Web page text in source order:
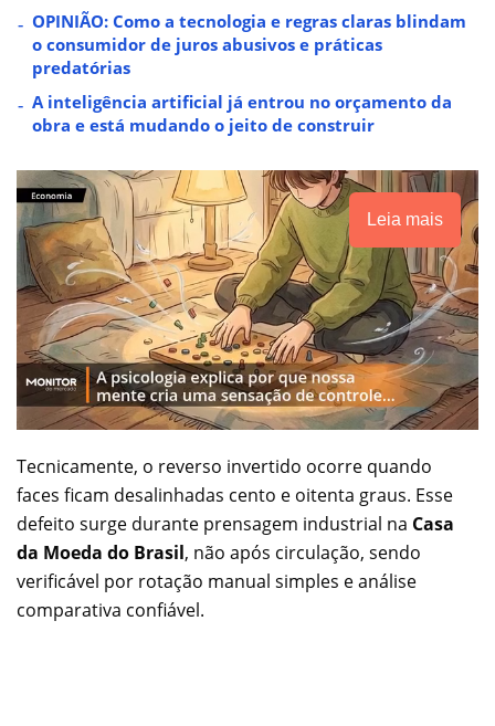
OPINIÃO: Como a tecnologia e regras claras blindam
o consumidor de juros abusivos e práticas
predatórias
A inteligência artificial já entrou no orçamento da
obra e está mudando o jeito de construir
Leia mais
Tecnicamente, o reverso invertido ocorre quando
faces ficam desalinhadas cento e oitenta graus. Esse
defeito surge durante prensagem industrial na Casa
da Moeda do Brasil, não após circulação, sendo
verificável por rotação manual simples e análise
comparativa confiável.